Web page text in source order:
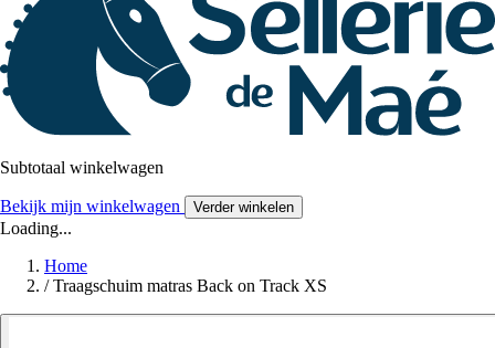
Subtotaal winkelwagen
Bekijk mijn winkelwagen Verder winkelen
Loading...
Home
/ Traagschuim matras Back on Track XS